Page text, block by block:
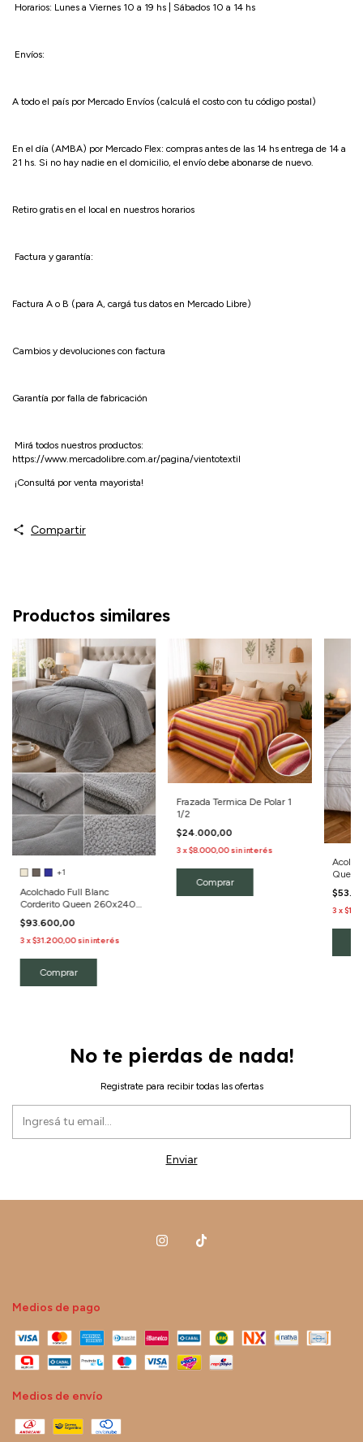
Horarios: Lunes a Viernes 10 a 19 hs | Sábados 10 a 14 hs
Envíos:
A todo el país por Mercado Envíos (calculá el costo con tu código postal)
En el día (AMBA) por Mercado Flex: compras antes de las 14 hs entrega de 14 a
21 hs. Si no hay nadie en el domicilio, el envío debe abonarse de nuevo.
Retiro gratis en el local en nuestros horarios
Factura y garantía:
Factura A o B (para A, cargá tus datos en Mercado Libre)
Cambios y devoluciones con factura
Garantía por falla de fabricación
Mirá todos nuestros productos:
https://www.mercadolibre.com.ar/pagina/vientotextil
¡Consultá por venta mayorista!
Compartir
Productos similares
+1
Acolchado Full Blanc
Corderito Queen 260x240
Cm
$93.600,00
3 x$31.200,00sin interés
Comprar
Frazada Termica De Polar 1
1/2
$24.000,00
3x$8.000,00sin interés
Comprar
3 x
No te pierdas de nada!
Registrate para recibir todas las ofertas
Medios de pago
Medios de envío